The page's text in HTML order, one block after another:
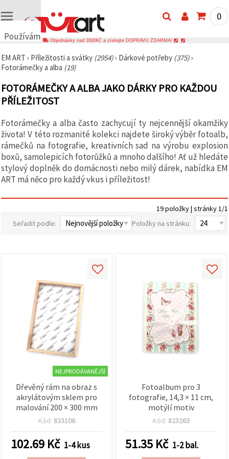
Používáme
🍪
Používáme
podobné
technologie,
abychom
správné
fungování
webu,
zlepšili vaše
prostředí
při jeho
používání a
s vaším
souhlasem
návštěvnost
relevantnější
souhlasit s
kliknutím
můžete
uvést své
preference v
Nastavení
typu
cookies a
kliknutím
0
Objednávky nad 1600Kč a získejte DOPRAVU ZDARMA!
EM ART › Příležitosti a svátky (2954)› Dárkové potřeby (375)›
Fotorámečky a alba (19)
FOTORÁMEČKY A ALBA JAKO DÁRKY PRO KAŽDOU
PŘÍLEŽITOST
Fotorámečky a alba často zachycují ty nejcennější okamžiky
života! V této rozmanité kolekci najdete široký výběr fotoalb,
rámečků na fotografie, kreativních sad na výrobu explosion
boxů, samolepicích fotorůžků a mnoho dalšího! Ať už hledáte
stylový doplněk do domácnosti nebo milý dárek, nabídka EM
ART má něco pro každý vkus i příležitost!
19 položky | stránky 1/1
Seřadit podle:
Položky na stránku:
NEJPRODÁVANĚJŠÍ
Dřevěný rám na obraz s
akrylátovým sklem pro
malování 200 × 300 mm
Kód: 833106
102.69 Kč 1-4 kus
Fotoalbum pro 3
fotografie, 14,3 × 11 cm,
motýlí motiv
Kód: 823263
51.35 Kč 1-2 bal.